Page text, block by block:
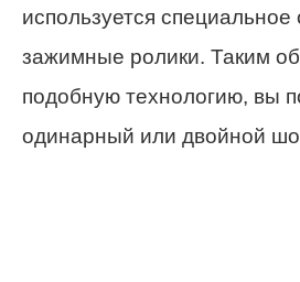
используется
зажимные ролики. Таким
подобную технологию, вы
одинарный или двойной